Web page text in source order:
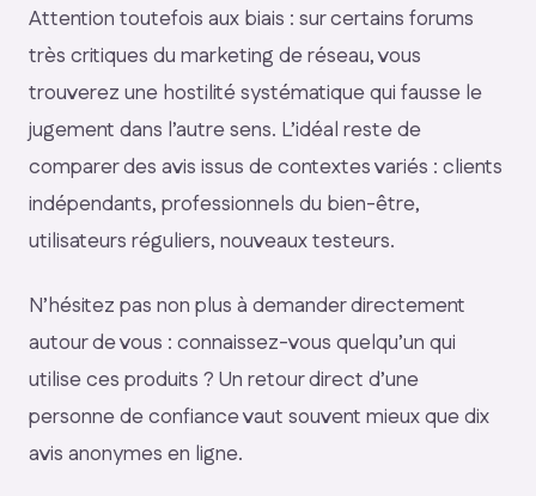
Attention toutefois aux biais : sur certains forums
très critiques du marketing de réseau, vous
trouverez une hostilité systématique qui fausse le
jugement dans l’autre sens. L’idéal reste de
comparer des avis issus de contextes variés : clients
indépendants, professionnels du bien-être,
utilisateurs réguliers, nouveaux testeurs.
N’hésitez pas non plus à demander directement
autour de vous : connaissez-vous quelqu’un qui
utilise ces produits ? Un retour direct d’une
personne de confiance vaut souvent mieux que dix
avis anonymes en ligne.